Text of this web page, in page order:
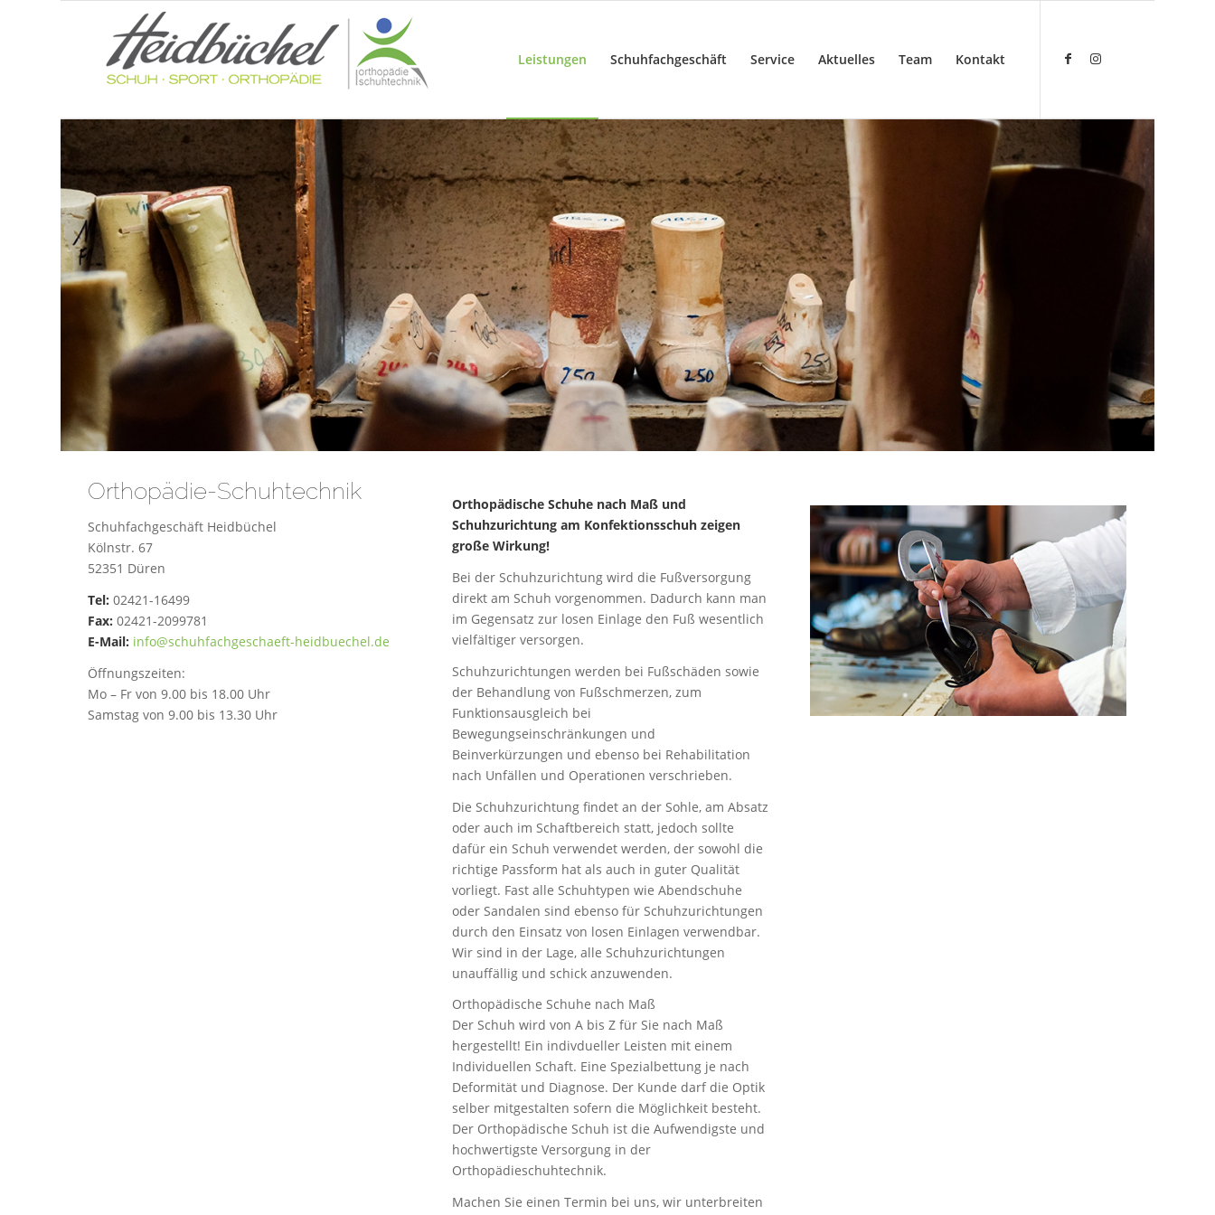
Leistungen Schuhfachgeschäft Service Aktuelles Team Kontakt
Orthopädie-Schuhtechnik
Schuhfachgeschäft Heidbüchel
Kölnstr. 67
52351 Düren
Tel: 02421-16499
Fax: 02421-2099781
E-Mail: info@schuhfachgeschaeft-heidbuechel.de
Öffnungszeiten:
Mo – Fr von 9.00 bis 18.00 Uhr
Samstag von 9.00 bis 13.30 Uhr
Orthopädische Schuhe nach Maß und
Schuhzurichtung am Konfektionsschuh zeigen
große Wirkung!
Bei der Schuhzurichtung wird die Fußversorgung
direkt am Schuh vorgenommen. Dadurch kann man
im Gegensatz zur losen Einlage den Fuß wesentlich
vielfältiger versorgen.
Schuhzurichtungen werden bei Fußschäden sowie
der Behandlung von Fußschmerzen, zum
Funktionsausgleich bei
Bewegungseinschränkungen und
Beinverkürzungen und ebenso bei Rehabilitation
nach Unfällen und Operationen verschrieben.
Die Schuhzurichtung findet an der Sohle, am Absatz
oder auch im Schaftbereich statt, jedoch sollte
dafür ein Schuh verwendet werden, der sowohl die
richtige Passform hat als auch in guter Qualität
vorliegt. Fast alle Schuhtypen wie Abendschuhe
oder Sandalen sind ebenso für Schuhzurichtungen
durch den Einsatz von losen Einlagen verwendbar.
Wir sind in der Lage, alle Schuhzurichtungen
unauffällig und schick anzuwenden.
Orthopädische Schuhe nach Maß
Der Schuh wird von A bis Z für Sie nach Maß
hergestellt! Ein indivdueller Leisten mit einem
Individuellen Schaft. Eine Spezialbettung je nach
Deformität und Diagnose. Der Kunde darf die Optik
selber mitgestalten sofern die Möglichkeit besteht.
Der Orthopädische Schuh ist die Aufwendigste und
hochwertigste Versorgung in der
Orthopädieschuhtechnik.
Machen Sie einen Termin bei uns, wir unterbreiten